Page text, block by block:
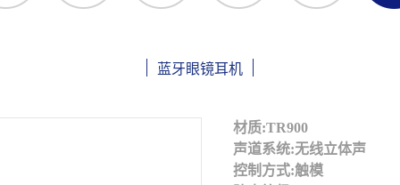
蓝牙眼镜耳机
材质:TR900
声道系统:无线立体声
控制方式:触模